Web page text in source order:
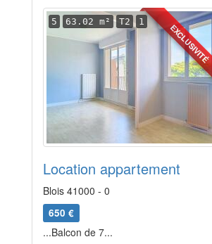
EXCLUSIVITÉ
5 63.02 m² T2 1
Location appartement
Blois 41000 - 0
650 €
...Balcon de 7...